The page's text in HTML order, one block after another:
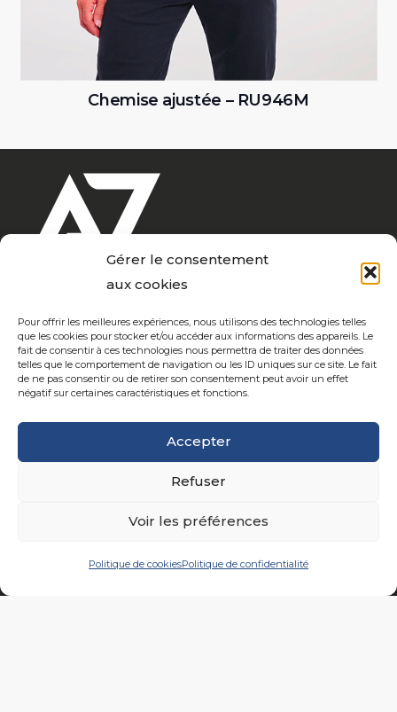
Gérer le consentement
aux cookies
Pour offrir les meilleures expériences, nous utilisons des technologies telles
que les cookies pour stocker et/ou accéder aux informations des appareils. Le
fait de consentir à ces technologies nous permettra de traiter des données
telles que le comportement de navigation ou les ID uniques sur ce site. Le fait
de ne pas consentir ou de retirer son consentement peut avoir un effet
négatif sur certaines caractéristiques et fonctions.
Accepter
Refuser
Voir les préférences
Politique de cookiesPolitique de confidentialité
– RU946M Chemise coton
Notre coeur de métier depuis + de 20 ans ? Marquer vos
vêtements… À votre disposition ? Un atelier moderne où
passion et expérience ne font qu’un… Confection,
pour un accompagnement complet de vos campagnes